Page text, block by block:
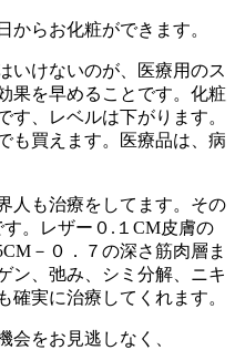
からお化粧ができます。
いけないのが、医療用のス
果を早めることです。化粧
す、レベルは下がります。
も買えます。医療品は、病
人も治療をしてます。その
。レザー０.１CM皮膚の
－０．７の深さ筋肉層ま
ン、弛み、シミ分解、ニキ
確実に治療してくれます。
会をお見逃しなく、